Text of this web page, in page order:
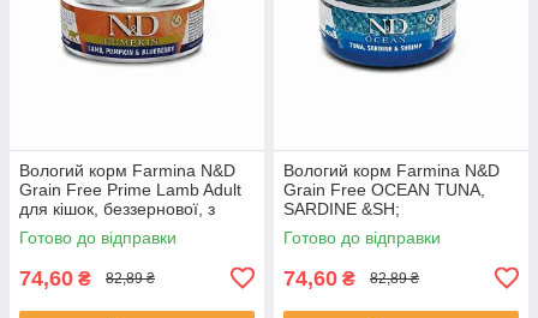
Вологий корм Farmina N&D
Grain Free Prime Lamb Adult
для кішок, беззернової, з
ягнятком та чорницею 70 г,
Якість
Готово до відправки
74,60 ₴ 82,89 ₴
Вологий корм Farmina N&D
Grain Free OCEAN TUNA,
SARDINE &SH;
Готово до відправки
74,60 ₴ 82,89 ₴